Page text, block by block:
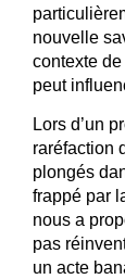
nouvelle
contexte
peut
Lors d’un
raréfaction
plongés
frappé par
nous a
pas
un acte